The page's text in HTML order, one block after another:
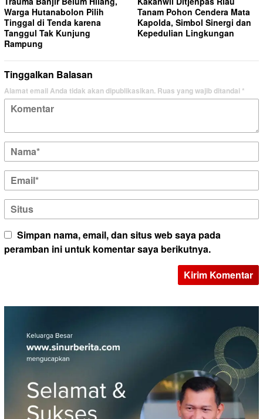
Warga Hutanabolon Pilih
Tinggal di Tenda karena
Tanggul Tak Kunjung
Rampung
Tanam Pohon Cendera Mata
Kapolda, Simbol Sinergi dan
Kepedulian Lingkungan
Tinggalkan Balasan
Alamat email Anda tidak akan dipublikasikan. Ruas yang wajib ditandai*
Simpan nama, email, dan situs web saya pada
peramban ini untuk komentar saya berikutnya.